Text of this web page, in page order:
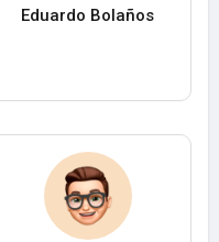
Eduardo Bolaños